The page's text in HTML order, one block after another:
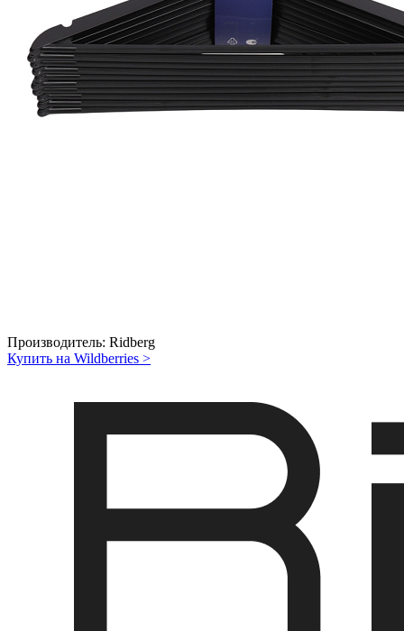
Производитель: Ridberg
Купить на Wildberries >